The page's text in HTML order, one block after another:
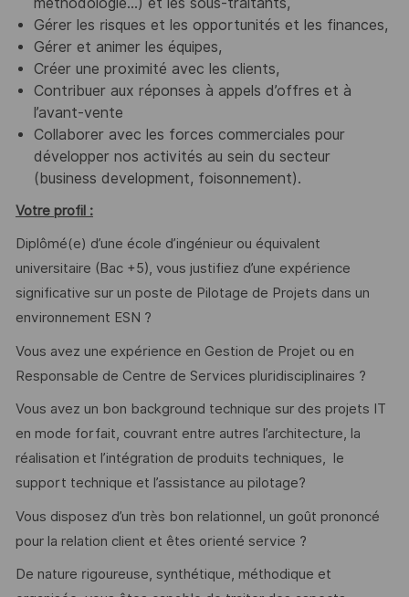
Gérer les risques et les opportunités et les finances,
Gérer et animer les équipes,
Créer une proximité avec les clients,
Contribuer aux réponses à appels d’offres et à
l’avant-vente
Collaborer avec les forces commerciales pour
développer nos activités au sein du secteur
(business development, foisonnement).
Votre profil :
Diplômé(e) d’une école d’ingénieur ou équivalent
universitaire (Bac +5), vous justifiez d’une expérience
significative sur un poste de Pilotage de Projets dans un
environnement ESN ?
Vous avez une expérience en Gestion de Projet ou en
Responsable de Centre de Services pluridisciplinaires ?
Vous avez un bon background technique sur des projets IT
en mode forfait, couvrant entre autres l’architecture, la
réalisation et l’intégration de produits techniques, le
support technique et l’assistance au pilotage?
Vous disposez d’un très bon relationnel, un goût prononcé
pour la relation client et êtes orienté service ?
De nature rigoureuse, synthétique, méthodique et